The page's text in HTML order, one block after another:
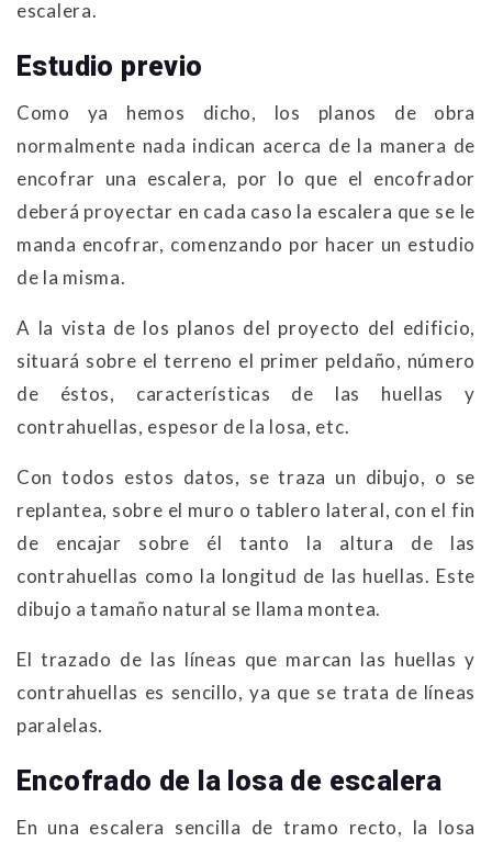
escalera.
Estudio previo
Como ya hemos dicho, los planos de obra
normalmente nada indican acerca de la manera de
encofrar una escalera, por lo que el encofrador
deberá proyectar en cada caso la escalera que se le
manda encofrar, comenzando por hacer un estudio
de la misma.
A la vista de los planos del proyecto del edificio,
situará sobre el terreno el primer peldaño, número
de éstos, características de las huellas y
contrahuellas, espesor de la losa, etc.
Con todos estos datos, se traza un dibujo, o se
replantea, sobre el muro o tablero lateral, con el fin
de encajar sobre él tanto la altura de las
contrahuellas como la longitud de las huellas. Este
dibujo a tamaño natural se llama montea.
El trazado de las líneas que marcan las huellas y
contrahuellas es sencillo, ya que se trata de líneas
paralelas.
Encofrado de la losa de escalera
En una escalera sencilla de tramo recto, la losa